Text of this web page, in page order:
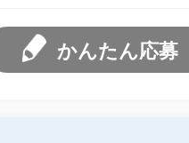
かんたん応募